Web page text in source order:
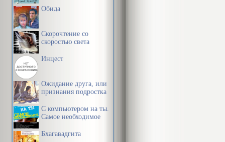
Обида
Скорочтение со
скоростью света
Инцест
Ожидание друга, или
признания подростка
С компьютером на ты.
Самое необходимое
Бхагавадгита